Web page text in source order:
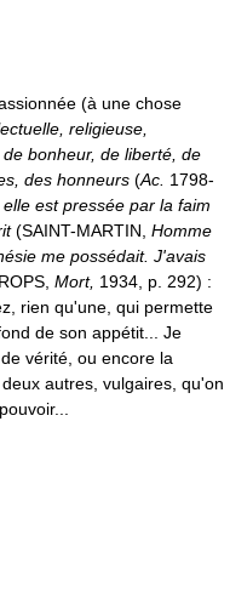
(à une chose
religieuse,
bonheur, de liberté, de
des honneurs (Ac. 1798-
est pressée par la faim
(SAINT-MARTIN, Homme
me possédait. J'avais
Mort, 1934, p. 292) :
rien qu'une, qui permette
de son appétit... Je
vérité, ou encore la
autres, vulgaires, qu'on